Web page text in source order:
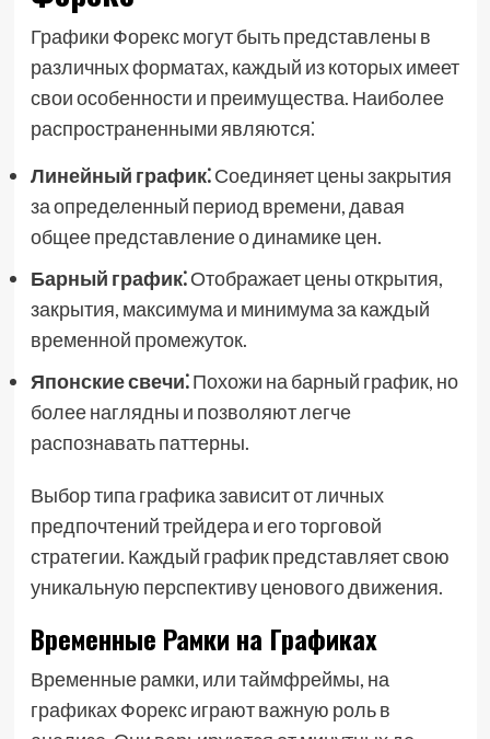
Графики Форекс могут быть представлены в
различных форматах, каждый из которых имеет
свои особенности и преимущества. Наиболее
распространенными являются⁚
Линейный график⁚Соединяет цены закрытия
за определенный период времени, давая
общее представление о динамике цен.
Барный график⁚Отображает цены открытия,
закрытия, максимума и минимума за каждый
временной промежуток.
Японские свечи⁚Похожи на барный график, но
более наглядны и позволяют легче
распознавать паттерны.
Выбор типа графика зависит от личных
предпочтений трейдера и его торговой
стратегии. Каждый график представляет свою
уникальную перспективу ценового движения.
Временные Рамки на Графиках
Временные рамки, или таймфреймы, на
графиках Форекс играют важную роль в